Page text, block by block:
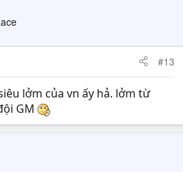
#13
lởm của vn ấy hả. lởm từ
GM